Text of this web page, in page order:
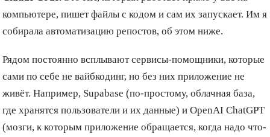
компьютере, пишет файлы с кодом и сам их запускает. Им я
собирала автоматизацию репостов, об этом ниже.
Рядом постоянно всплывают сервисы-помощники, которые
сами по себе не вайбкодинг, но без них приложение не
живёт. Например, Supabase (по-простому, облачная база,
где хранятся пользователи и их данные) и OpenAI ChatGPT
(мозги, к которым приложение обращается, когда надо что-